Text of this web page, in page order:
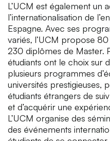
L’UCM est également un
l’internationalisation de
Espagne. Avec ses
variés, l’UCM propose
230 diplômes de Master.
étudiants ont le choix sur
plusieurs programmes
universités prestigieuses,
étudiants étrangers de
et d’acquérir une
L’UCM organise des
des événements